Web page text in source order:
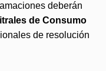
deberán
de Consumo
de resolución